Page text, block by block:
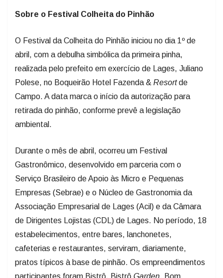
abril, com a debulha simbólica da primeira pinha,
realizada pelo prefeito em exercício de Lages, Juliano
Polese, no Boqueirão Hotel Fazenda & Resort
de
Campo. A data marca o início da autorização para
retirada do pinhão, conforme prevê a legislação
ambiental.
Gastronômico, desenvolvido em parceria com o
Serviço Brasileiro de Apoio às Micro e Pequenas
Empresas (Sebrae) e o Núcleo de Gastronomia da
Associação Empresarial de Lages (Acil) e da Câmara
de Dirigentes Lojistas (CDL) de Lages. No período, 18
estabelecimentos, entre bares, lanchonetes,
cafeterias e restaurantes, serviram, diariamente,
pratos típicos à base de pinhão. Os empreendimentos
participantes foram Bistrô, BistrôGarden, Bom
Apetite,American Place, Boka’s Serrano,Dompi